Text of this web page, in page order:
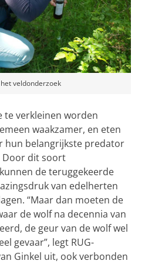
veldonderzoek
te verkleinen worden
waakzamer, en eten
hun belangrijkste predator
Door dit soort
de teruggekeerde
van edelherten
“Maar dan moeten de
de wolf na decennia van
de geur van de wolf wel
gevaar”, legt RUG-
Ginkel uit, ook verbonden